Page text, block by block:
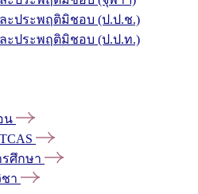
ะประพฤติมิชอบ (ป.ป.ช.)
ะประพฤติมิชอบ (ป.ป.ท.)
น
รศึกษา
า